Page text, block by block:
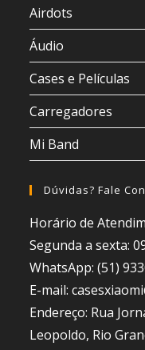
Airdots
Áudio
Cases e Películas
Carregadores
Mi Band
Dúvidas? Fale
Horário de
Segunda a sexta:
WhatsApp: (51)
E-mail:
Endereço: Rua
Leopoldo, Rio